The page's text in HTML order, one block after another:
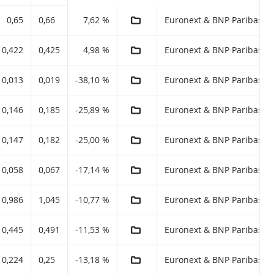
5,00 avec code ISIN :
0,65 0,66 7,62 % AJOUTER AU PORTEFEUILLE
3,00 avec code ISIN :
0,422 0,425 4,98 % AJOUTER AU PORTEFEUILLE
code ISIN :
0,013 0,019 -38,10 % AJOUTER AU PORTEFEUILLE
code ISIN :
0,146 0,185 -25,89 % AJOUTER AU PORTEFEUILLE
code ISIN :
0,147 0,182 -25,00 % AJOUTER AU PORTEFEUILLE
code ISIN :
0,058 0,067 -17,14 % AJOUTER AU PORTEFEUILLE
code ISIN :
0,986 1,045 -10,77 % AJOUTER AU PORTEFEUILLE
code ISIN :
0,445 0,491 -11,53 % AJOUTER AU PORTEFEUILLE
code ISIN :
0,224 0,25 -13,18 % AJOUTER AU PORTEFEUILLE